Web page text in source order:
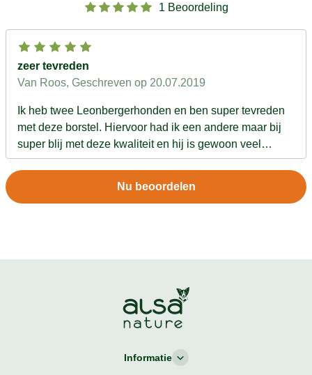
1 Beoordeling
zeer tevreden
Van Roos, Geschreven op 20.07.2019
Ik heb twee Leonbergerhonden en ben super tevreden
met deze borstel. Hiervoor had ik een andere maar bij
super blij met deze kwaliteit en hij is gewoon veel
sterker en steviger dan mijn vorige borstel. Goede
Nu beoordelen
Informatie